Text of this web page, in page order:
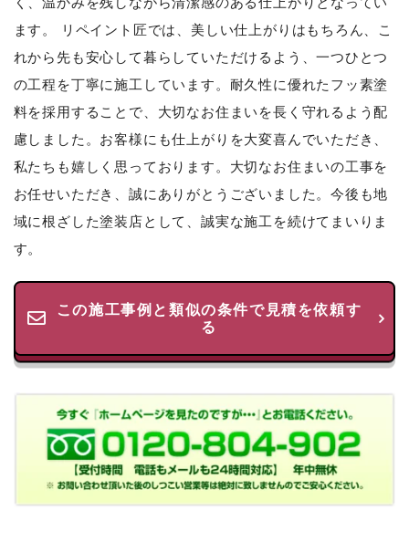
ます。 リペイント匠では、美しい仕上がりはもちろん、こ
れから先も安心して暮らしていただけるよう、一つひとつ
の工程を丁寧に施工しています。耐久性に優れたフッ素塗
料を採用することで、大切なお住まいを長く守れるよう配
慮しました。お客様にも仕上がりを大変喜んでいただき、
私たちも嬉しく思っております。大切なお住まいの工事を
お任せいただき、誠にありがとうございました。今後も地
域に根ざした塗装店として、誠実な施工を続けてまいりま
す。
この施工事例と類似の条件で見積を依頼す
る